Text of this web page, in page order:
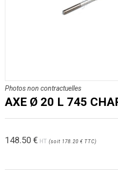
Photos non contractuelles
AXE Ø 20 L 745
148.50 € HT (soit 178.20 € TTC)